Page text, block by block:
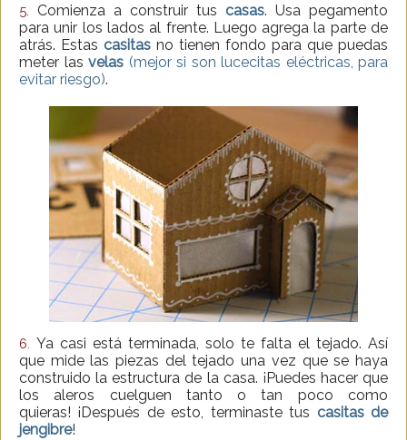
5. Comienza a construir tus casas. Usa pegamento
para unir los lados al frente. Luego agrega la parte de
atrás. Estas casitas no tienen fondo para que puedas
meter las velas (mejor si son lucecitas eléctricas, para
evitar riesgo).
6.
Ya casi está terminada, solo te falta el tejado. Así
que mide las piezas del tejado una vez que se haya
construido la estructura de la casa. ¡Puedes hacer que
los aleros cuelguen tanto o tan poco como
quieras! ¡Después de esto, terminaste tus casitas de
jengibre!